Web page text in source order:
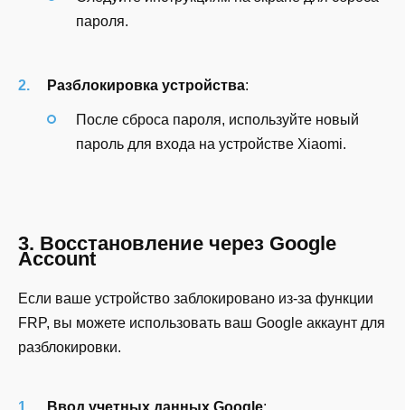
пароля.
Разблокировка устройства:
После сброса пароля, используйте новый
пароль для входа на устройстве Xiaomi.
3. Восстановление через Google
Account
Если ваше устройство заблокировано из-за функции
FRP, вы можете использовать ваш Google аккаунт для
разблокировки.
Ввод учетных данных Google: